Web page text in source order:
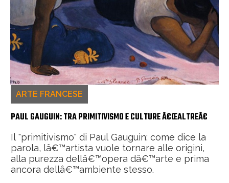
ARTE FRANCESE
PAUL GAUGUIN: TRA PRIMITIVISMO E CULTURE Â€ŒALTREÂ€
Il "primitivismo" di Paul Gauguin: come dice la
parola, lâ€™artista vuole tornare alle origini,
alla purezza dellâ€™opera dâ€™arte e prima
ancora dellâ€™ambiente stesso.